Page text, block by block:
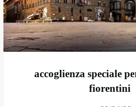
accoglienza speciale
fiorentini